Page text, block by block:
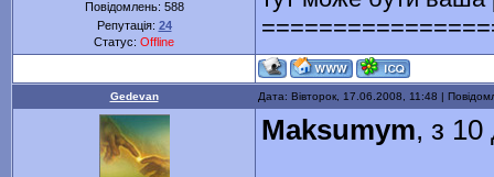
Повідомлень: 588
Репутація: 24
Статус: Offline
Gedevan Дата: Вівторок, 17.06.2008, 11:48 |
Maksumym, з 10